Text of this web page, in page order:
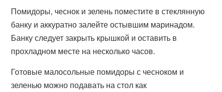
Помидоры, чеснок и зелень поместите в стеклянную
банку и аккуратно залейте остывшим маринадом.
Банку следует закрыть крышкой и оставить в
прохладном месте на несколько часов.
Готовые малосольные помидоры с чесноком и
зеленью можно подавать на стол как